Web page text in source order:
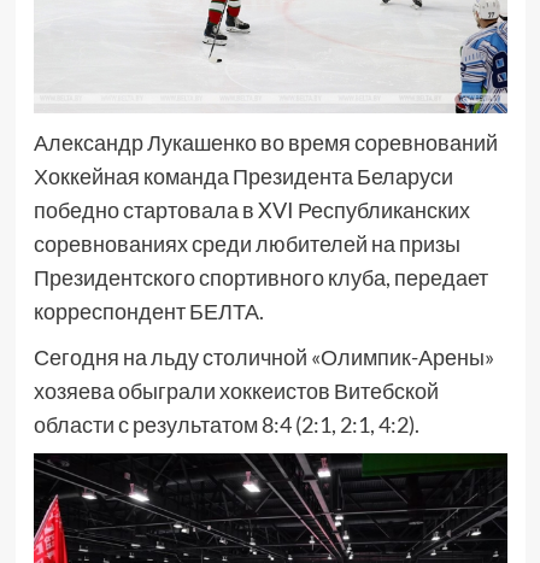
Александр Лукашенко во время соревнований
Хоккейная команда Президента Беларуси
победно стартовала в XVI Республиканских
соревнованиях среди любителей на призы
Президентского спортивного клуба, передает
корреспондент БЕЛТА.
Сегодня на льду столичной «Олимпик-Арены»
хозяева обыграли хоккеистов Витебской
области с результатом 8:4 (2:1, 2:1, 4:2).